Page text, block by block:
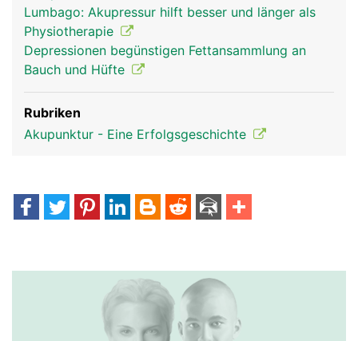
Lumbago: Akupressur hilft besser und länger als
Physiotherapie
Depressionen begünstigen Fettansammlung an
Bauch und Hüfte
Rubriken
Akupunktur - Eine Erfolgsgeschichte